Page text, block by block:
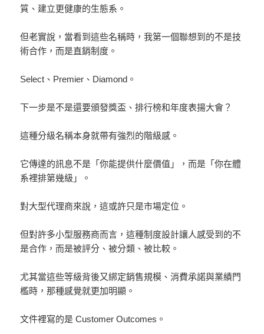
質、建立更健康的生態系。
但老實說，當看到這些名稱時，我第一個聯想到的不是技
術合作，而是直銷制度。
Select、Premier、Diamond。
下一步是不是還要頒發獎盃、排行榜和年度表揚大會？
這種分級名稱本身就帶有強烈的階級感。
它傳達的訊息不是「你能提供什麼價值」，而是「你在體
系裡排第幾級」。
對大型代理商來說，這或許只是市場定位。
但對許多小型服務商而言，這種制度設計讓人感受到的不
是合作，而是被評分、被分類、被比較。
尤其當這些等級背後又綁定銷售規模、消費承諾與業績門
檻時，那種感覺就更加明顯。
文件裡寫的是 Customer Outcomes。